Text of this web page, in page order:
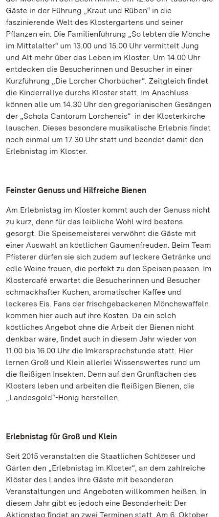
Gäste in der Führung „Kraut und Rüben“ in die
faszinierende Welt des Klostergartens und seiner
Pflanzen ein. Die Familienführung „So lebten die Mönche
im Mittelalter“ um 13.00 und 15.00 Uhr vermittelt Jung
und Alt mehr über das Leben im Kloster. Um 14.00 Uhr
entdecken die Besucherinnen und Besucher in einer
Kurzführung „Die Lorcher Chorbücher“. Zeitgleich findet
die Kinderrallye durchs Kloster statt. Im Anschluss
können alle um 14.30 Uhr den gregorianischen Gesängen
der „Schola Cantorum Lorchensis“ in der Klosterkirche
lauschen. Dieses besondere musikalische Erlebnis findet
noch einmal um 17.30 Uhr statt und beendet damit den
Erlebnistag im Kloster.
Feinster Genuss und Hilfreiche Bienen
Am Erlebnistag im Kloster kommt auch der Genuss nicht
zu kurz, denn für das leibliche Wohl wird bestens
gesorgt. Die Speisemeisterei verwöhnt die Gäste mit
einer Auswahl an köstlichen Gaumenfreuden. Beim Team
Pfisterer dürfen sie sich zudem auf leckere Getränke und
edle Weine freuen, die perfekt zu den Speisen passen. Im
Klostercafé erwartet die Besucherinnen und Besucher
schmackhafter Kuchen, aromatischer Kaffee und
leckeres Eis. Fans der frischgebackenen Mönchswaffeln
kommen hier auch auf ihre Kosten. Da ein solch
köstliches Angebot ohne die Arbeit der Bienen nicht
denkbar wäre, findet auch in diesem Jahr wieder von
11.00 bis 16.00 Uhr die Imkersprechstunde statt. Hier
lernen Groß und Klein allerlei Wissenswertes rund um
die fleißigen Insekten. Denn auf den Grünflächen des
Klosters leben und arbeiten die fleißigen Bienen, die
„Landesgold“-Honig herstellen.
Erlebnistag für Groß und Klein
Seit 2015 veranstalten die Staatlichen Schlösser und
Gärten den „Erlebnistag im Kloster“, an dem zahlreiche
Klöster des Landes ihre Gäste mit besonderen
Veranstaltungen und Angeboten willkommen heißen. In
diesem Jahr gibt es jedoch eine Besonderheit: Der
Aktionstag findet an zwei Terminen statt. Am 6. Oktober